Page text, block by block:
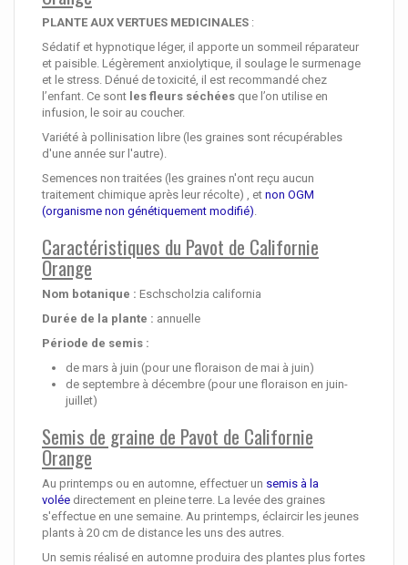
PLANTE AUX VERTUES MEDICINALES :
Sédatif et hypnotique léger, il apporte un sommeil réparateur
et paisible. Légèrement anxiolytique, il soulage le surmenage
et le stress. Dénué de toxicité, il est recommandé chez
l’enfant. Ce sont les fleurs séchées que l’on utilise en
infusion, le soir au coucher.
Variété à pollinisation libre (les graines sont récupérables
d'une année sur l'autre).
Semences non traitées (les graines n'ont reçu aucun
traitement chimique après leur récolte) , et non OGM
(organisme non génétiquement modifié)
Caractéristiques du Pavot de Californie
Orange
Nom botanique : Eschscholzia california
Durée de la plante : annuelle
Période de semis :
de mars à juin (pour une floraison de mai à juin)
de septembre à décembre (pour une floraison en juin-
juillet)
Semis de graine de Pavot de Californie
Orange
Au printemps ou en automne, effectuer un semis à la
volée directement en pleine terre. La levée des graines
s'effectue en une semaine. Au printemps, éclaircir les jeunes
plants à 20 cm de distance les uns des autres.
Un semis réalisé en automne produira des plantes plus fortes